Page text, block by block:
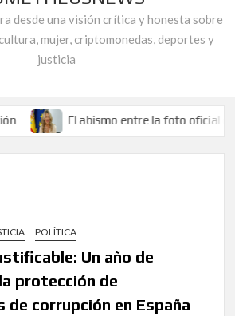
desde una visión crítica y honesta sobre
mujer, criptomonedas, deportes y
justicia
El abismo entre la foto oficial de Yolanda
filtraciones sobre la financiación
POLÍTICA
Un año de
protección de
de corrupción en España